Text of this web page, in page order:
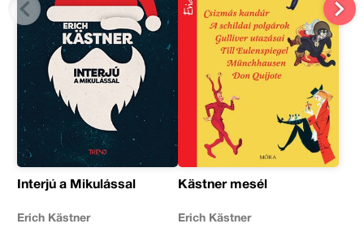
Interjú a Mikulással
Erich Kästner
Kästner mesél
Erich Kästner